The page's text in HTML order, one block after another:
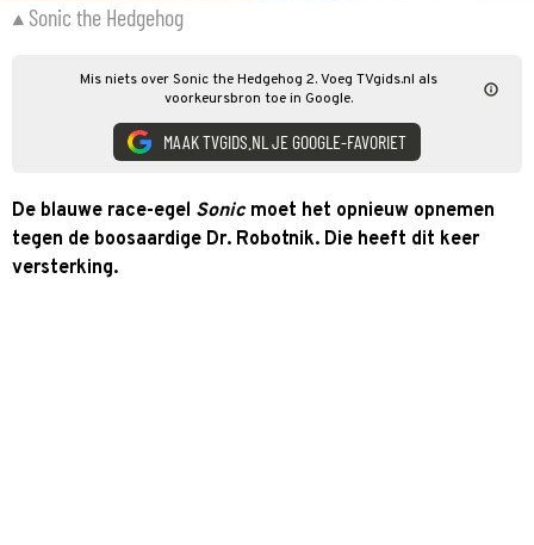
Sonic the Hedgehog
Mis niets over Sonic the Hedgehog 2. Voeg TVgids.nl als
voorkeursbron toe in Google.
MAAK TVGIDS.NL JE GOOGLE-FAVORIET
De blauwe race-egel Sonic moet het opnieuw opnemen
tegen de boosaardige Dr. Robotnik. Die heeft dit keer
versterking.